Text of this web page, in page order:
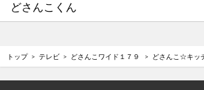
どさんこくん
トップ テレビ どさんこワイド１７９ どさんこ☆キッ